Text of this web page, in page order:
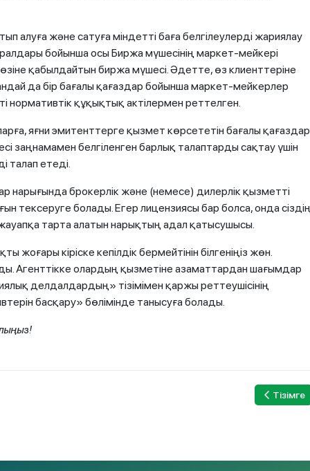
және сатуға міндетті баға белгілеулерді жариялау
бойынша осы Биржа мүшесінің маркет-мейкері
қабылдайтын биржа мүшесі. Әдетте, өз клиенттеріне
да бір бағалы қағаздар бойынша маркет-мейкерлер
нормативтік құқықтық актілермен реттелген.
яғни эмитенттерге қызмет көрсететін бағалы қағаздар
заңнамамен белгіленген барлық талаптарды сақтау үшін
талап етеді.
нарығында брокерлік және (немесе) дилерлік қызметті
болады. Егер лицензиясы бар болса, онда сіздің
тарта алатын нарықтың адал қатысушысы.
кіріске кепілдік бермейтінін білгеніңіз жөн.
Агенттікке олардың қызметіне азаматтардан шағымдар
делдалдардың» тізімімен қаржы реттеушісінің
басқару» бөлімінде танысуға болады.
Тізімге